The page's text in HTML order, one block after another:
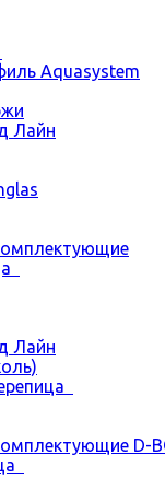
Aquasystem
Лайн
Лайн
D-